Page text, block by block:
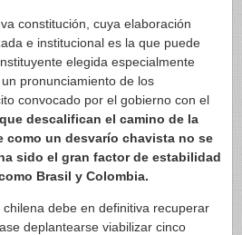
constitución, cuya elaboración
e institucional es la que puede
elegida especialmente
pronunciamiento de los
convocado por el gobierno con el
descalifican el camino de la
como un desvarío chavista no se
sido el gran factor de estabilidad
Brasil y Colombia.
debe en definitiva recuperar
deplantearse viabilizar cinco